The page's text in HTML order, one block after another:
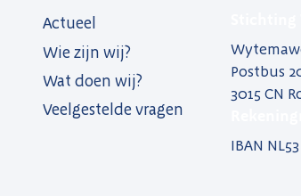
Actueel
Wie zijn wij?
Wat doen wij?
Veelgestelde vragen
Postbus
3015 CN
IBAN